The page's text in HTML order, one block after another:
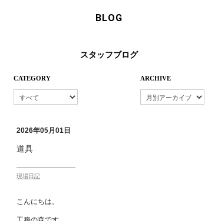
BLOG
スタッフブログ
CATEGORY ARCHIVE
2026年05月01日
道具
現場日記
こんにちは。